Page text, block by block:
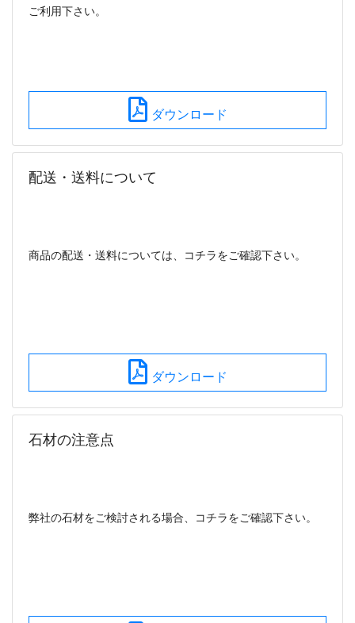
ご利用下さい。
ダウンロード
配送・送料について
商品の配送・送料については、コチラをご確認下さい。
ダウンロード
石材の注意点
弊社の石材をご検討される場合、コチラをご確認下さい。